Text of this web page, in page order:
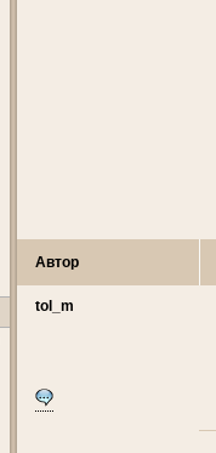
Автор
tol_m